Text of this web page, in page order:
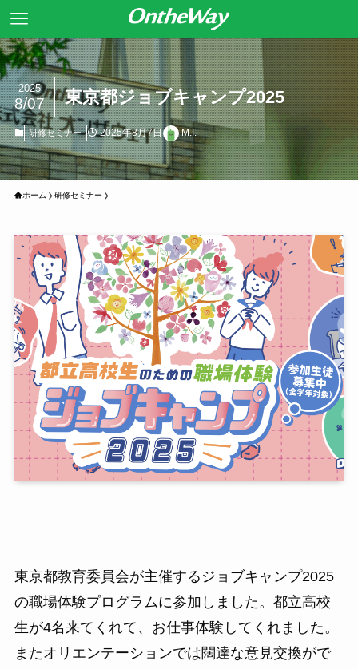
東京都ジョブキャンプ2025
2025
8/07
研修セミナー 2025年8月7日 M.I.
ホーム 研修セミナー
東京都教育委員会が主催するジョブキャンプ2025
の職場体験プログラムに参加しました。都立高校
生が4名来てくれて、お仕事体験してくれました。
またオリエンテーションでは闊達な意見交換がで